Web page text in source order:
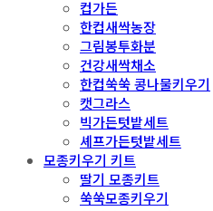
컵가든
한컵새싹농장
그림봉투화분
건강새싹채소
한컵쑥쑥 콩나물키우기
캣그라스
빅가든텃밭세트
셰프가든텃밭세트
모종키우기 키트
딸기 모종키트
쑥쑥모종키우기